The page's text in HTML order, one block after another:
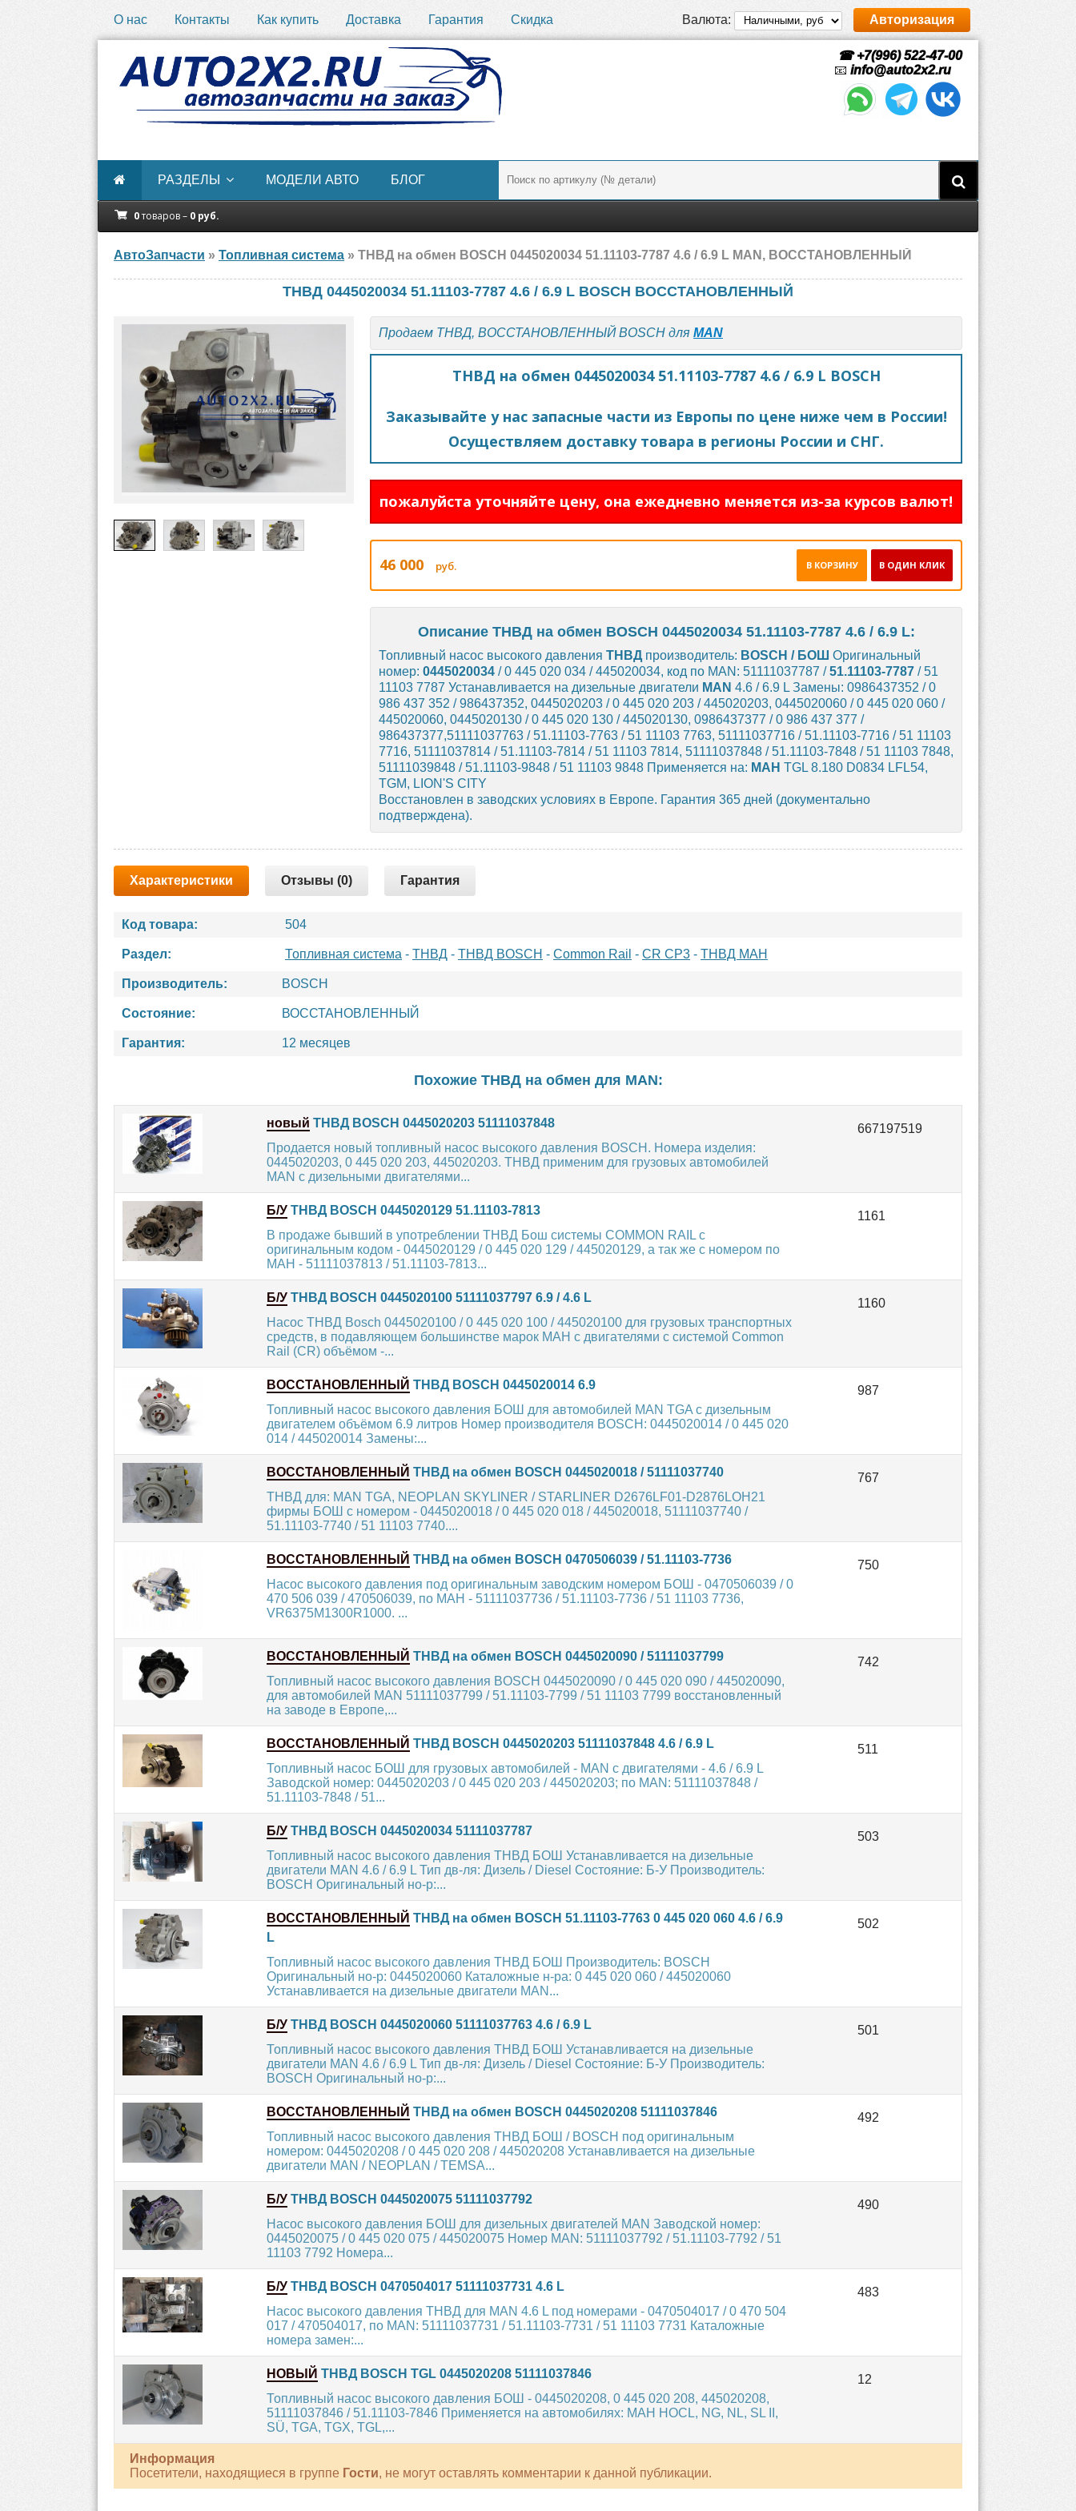
О нас Контакты Как купить Доставка Гарантия Скидка Валюта: Авторизация
☎ +7(996) 522-47-00
📧 info@auto2x2.ru
РАЗДЕЛЫ МОДЕЛИ АВТО БЛОГ
0товаров – 0 руб.
АвтоЗапчасти » Топливная система » ТНВД на обмен BOSCH 0445020034 51.11103-7787 4.6 / 6.9 L MAN, ВОССТАНОВЛЕННЫЙ
ТНВД 0445020034 51.11103-7787 4.6 / 6.9 L BOSCH ВОССТАНОВЛЕННЫЙ
Продаем ТНВД, ВОССТАНОВЛЕННЫЙ BOSCH для MAN
ТНВД на обмен 0445020034 51.11103-7787 4.6 / 6.9 L BOSCH
Заказывайте у нас запасные части из Европы по цене ниже чем в России!
Осуществляем доставку товара в регионы России и СНГ.
пожалуйста уточняйте цену, она ежедневно меняется из-за курсов валют!
46 000 руб. В ОДИН КЛИК
В КОРЗИНУ
Описание ТНВД на обмен BOSCH 0445020034 51.11103-7787 4.6 / 6.9 L:
Топливный насос высокого давления ТНВД производитель: BOSCH / БОШ Оригинальный
номер: 0445020034 / 0 445 020 034 / 445020034, код по MAN: 51111037787 /51.11103-7787 / 51
11103 7787 Устанавливается на дизельные двигатели MAN 4.6 / 6.9 L Замены: 0986437352 / 0
986 437 352 / 986437352, 0445020203 / 0 445 020 203 / 445020203, 0445020060 / 0 445 020 060 /
445020060, 0445020130 / 0 445 020 130 / 445020130, 0986437377 / 0 986 437 377 /
986437377,51111037763 / 51.11103-7763 / 51 11103 7763, 51111037716 / 51.11103-7716 / 51 11103
7716, 51111037814 / 51.11103-7814 / 51 11103 7814, 51111037848 / 51.11103-7848 / 51 11103 7848,
51111039848 / 51.11103-9848 / 51 11103 9848 Применяется на: МАН TGL 8.180 D0834 LFL54,
TGM, LION'S CITY
Восстановлен в заводских условиях в Европе. Гарантия 365 дней (документально
подтверждена).
Характеристики Отзывы (0) Гарантия
Код товара: 504
Раздел: Топливная система - ТНВД - ТНВД BOSCH - Common Rail - CR CP3 - ТНВД МАН
Производитель: BOSCH
Состояние: ВОССТАНОВЛЕННЫЙ
Гарантия: 12 месяцев
Похожие ТНВД на обмен для MAN:
новый ТНВД BOSCH 0445020203 51111037848
Продается новый топливный насос высокого давления BOSCH. Номера изделия:
0445020203, 0 445 020 203, 445020203. ТНВД применим для грузовых автомобилей
MAN с дизельными двигателями...
Б/У ТНВД BOSCH 0445020129 51.11103-7813
В продаже бывший в употреблении ТНВД Бош системы COMMON RAIL с
оригинальным кодом - 0445020129 / 0 445 020 129 / 445020129, а так же с номером по
МАН - 51111037813 / 51.11103-7813...
Б/У ТНВД BOSCH 0445020100 51111037797 6.9 / 4.6 L
Насос ТНВД Bosch 0445020100 / 0 445 020 100 / 445020100 для грузовых транспортных
средств, в подавляющем большинстве марок МАН с двигателями с системой Common
Rail (CR) объёмом -...
ВОССТАНОВЛЕННЫЙ ТНВД BOSCH 0445020014 6.9
Топливный насос высокого давления БОШ для автомобилей MAN TGA с дизельным
двигателем объёмом 6.9 литров Номер производителя BOSCH: 0445020014 / 0 445 020
014 / 445020014 Замены:...
ВОССТАНОВЛЕННЫЙ ТНВД на обмен BOSCH 0445020018 / 51111037740
ТНВД для: MAN TGA, NEOPLAN SKYLINER / STARLINER D2676LF01-D2876LOH21
фирмы БОШ с номером - 0445020018 / 0 445 020 018 / 445020018, 51111037740 /
51.11103-7740 / 51 11103 7740....
ВОССТАНОВЛЕННЫЙ ТНВД на обмен BOSCH 0470506039 / 51.11103-7736
Насос высокого давления под оригинальным заводским номером БОШ - 0470506039 / 0
470 506 039 / 470506039, по МАН - 51111037736 / 51.11103-7736 / 51 11103 7736,
VR6375M1300R1000. ...
ВОССТАНОВЛЕННЫЙ ТНВД на обмен BOSCH 0445020090 / 51111037799
Топливный насос высокого давления BOSCH 0445020090 / 0 445 020 090 / 445020090,
для автомобилей MAN 51111037799 / 51.11103-7799 / 51 11103 7799 восстановленный
на заводе в Европе,...
ВОССТАНОВЛЕННЫЙ ТНВД BOSCH 0445020203 51111037848 4.6 / 6.9 L
Топливный насос БОШ для грузовых автомобилей - MAN с двигателями - 4.6 / 6.9 L
Заводской номер: 0445020203 / 0 445 020 203 / 445020203; по MAN: 51111037848 /
51.11103-7848 / 51...
Б/У ТНВД BOSCH 0445020034 51111037787
Топливный насос высокого давления ТНВД БОШ Устанавливается на дизельные
двигатели MAN 4.6 / 6.9 L Тип дв-ля: Дизель / Diesel Состояние: Б-У Производитель:
BOSCH Оригинальный но-р:...
ВОССТАНОВЛЕННЫЙ ТНВД на обмен BOSCH 51.11103-7763 0 445 020 060 4.6 / 6.9
L
Топливный насос высокого давления ТНВД БОШ Производитель: BOSCH
Оригинальный но-р: 0445020060 Каталожные н-ра: 0 445 020 060 / 445020060
Устанавливается на дизельные двигатели MAN...
Б/У ТНВД BOSCH 0445020060 51111037763 4.6 / 6.9 L
Топливный насос высокого давления ТНВД БОШ Устанавливается на дизельные
двигатели MAN 4.6 / 6.9 L Тип дв-ля: Дизель / Diesel Состояние: Б-У Производитель:
BOSCH Оригинальный но-р:...
ВОССТАНОВЛЕННЫЙ ТНВД на обмен BOSCH 0445020208 51111037846
Топливный насос высокого давления ТНВД БОШ / BOSCH под оригинальным
номером: 0445020208 / 0 445 020 208 / 445020208 Устанавливается на дизельные
двигатели MAN / NEOPLAN / TEMSA...
Б/У ТНВД BOSCH 0445020075 51111037792
Насос высокого давления БОШ для дизельных двигателей MAN Заводской номер:
0445020075 / 0 445 020 075 / 445020075 Номер MAN: 51111037792 / 51.11103-7792 / 51
11103 7792 Номера...
Б/У ТНВД BOSCH 0470504017 51111037731 4.6 L
Насос высокого давления ТНВД для MAN 4.6 L под номерами - 0470504017 / 0 470 504
017 / 470504017, по MAN: 51111037731 / 51.11103-7731 / 51 11103 7731 Каталожные
номера замен:...
НОВЫЙ ТНВД BOSCH TGL 0445020208 51111037846
Топливный насос высокого давления БОШ - 0445020208, 0 445 020 208, 445020208,
51111037846 / 51.11103-7846 Применяется на автомобилях: МАН HOCL, NG, NL, SL II,
SÜ, TGA, TGX, TGL,...
Информация
Посетители, находящиеся в группе Гости, не могут оставлять комментарии к данной публикации.